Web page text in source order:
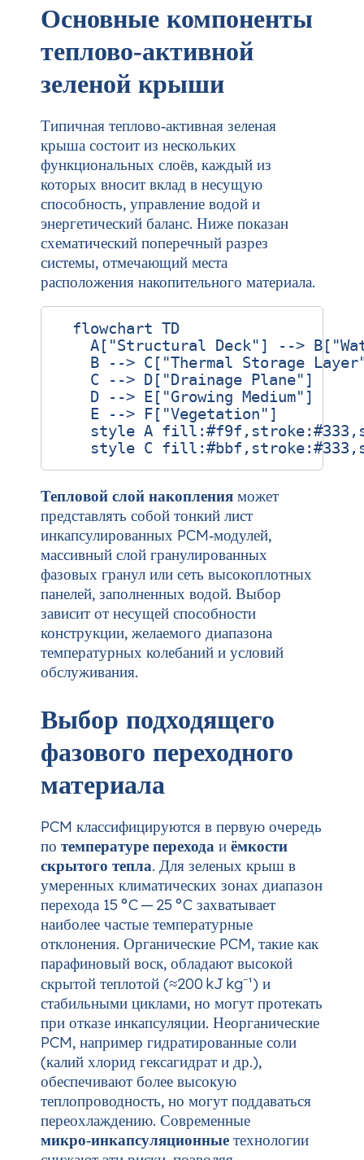
Основные компоненты
теплово‑активной
зеленой крыши
Типичная теплово‑активная зеленая
крыша состоит из нескольких
функциональных слоёв, каждый из
которых вносит вклад в несущую
способность, управление водой и
энергетический баланс. Ниже показан
схематический поперечный разрез
системы, отмечающий места
расположения накопительного материала.
  flowchart TD
A["Structural Deck"] -->
B --> C["Thermal Storage
    C --> D["Drainage Plane"]
    D --> E["Growing Medium"]
    E --> F["Vegetation"]
style A
Тепловой слой накопления может
представлять собой тонкий лист
инкапсулированных PCM‑модулей,
массивный слой гранулированных
фазовых гранул или сеть высокоплотных
панелей, заполненных водой. Выбор
зависит от несущей способности
конструкции, желаемого диапазона
температурных колебаний и условий
обслуживания.
Выбор подходящего
фазового переходного
материала
PCM классифицируются в первую очередь
по температуре перехода и ёмкости
скрытого тепла. Для зеленых крыш в
умеренных климатических зонах диапазон
перехода 15 °C — 25 °C захватывает
наиболее частые температурные
отклонения. Органические PCM, такие как
парафиновый воск, обладают высокой
скрытой теплотой (≈200 kJ kg⁻¹) и
стабильными циклами, но могут протекать
при отказе инкапсуляции. Неорганические
PCM, например гидратированные соли
(калий хлорид гексагидрат и др.),
обеспечивают более высокую
теплопроводность, но могут поддаваться
переохлаждению. Современные
микро‑инкапсуляционные технологии